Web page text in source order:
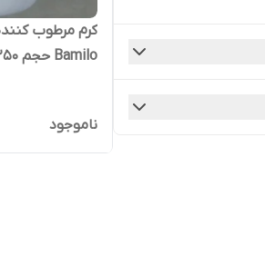
کرم مرطوب
Bamilo حجم ۲۵۰ میل
ناموجود